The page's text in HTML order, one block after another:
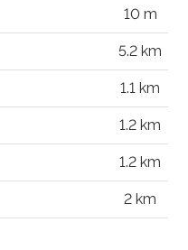
10 m
5.2 km
1.1 km
1.2 km
1.2 km
2 km